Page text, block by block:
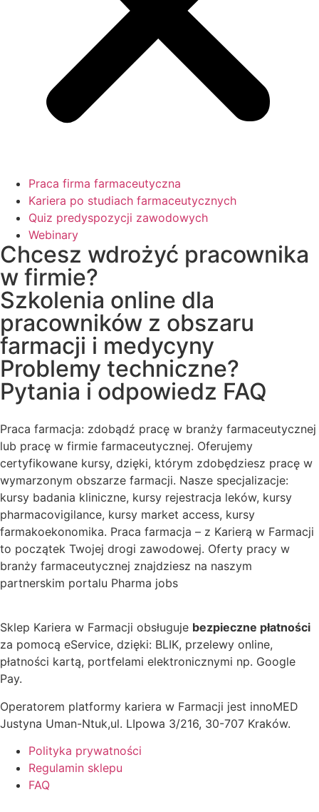
Praca firma farmaceutyczna
Kariera po studiach farmaceutycznych
Quiz predyspozycji zawodowych
Webinary
Chcesz wdrożyć pracownika
w firmie?
Szkolenia online dla
pracowników z obszaru
farmacji i medycyny
Problemy techniczne?
Pytania i odpowiedz FAQ
Praca farmacja: zdobądź pracę w branży farmaceutycznej
lub pracę w firmie farmaceutycznej. Oferujemy
certyfikowane kursy, dzięki, którym zdobędziesz pracę w
wymarzonym obszarze farmacji. Nasze specjalizacje:
kursy badania kliniczne, kursy rejestracja leków, kursy
pharmacovigilance, kursy market access, kursy
farmakoekonomika. Praca farmacja – z Karierą w Farmacji
to początek Twojej drogi zawodowej. Oferty pracy w
branży farmaceutycznej znajdziesz na naszym
partnerskim portalu Pharma jobs
Sklep Kariera w Farmacji obsługuje bezpieczne płatności
za pomocą eService, dzięki: BLIK, przelewy online,
płatności kartą, portfelami elektronicznymi np. Google
Pay.
Operatorem platformy kariera w Farmacji jest innoMED
Justyna Uman-Ntuk,ul. LIpowa 3/216, 30-707 Kraków.
Polityka prywatności
Regulamin sklepu
FAQ